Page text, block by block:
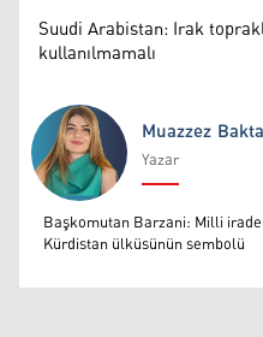
Suudi Arabistan: Irak
kullanılmamalı
Muazzez Baktaş
Muazzez
Yazar
Başkomutan Barzani: Milli
Kürdistan ülküsünün sembolü